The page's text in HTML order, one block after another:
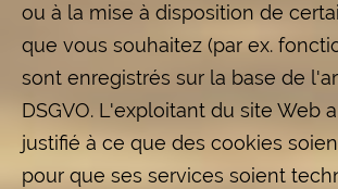
ou à la mise à disposition de
que vous souhaitez (par ex.
sont enregistrés sur la base de
DSGVO. L'exploitant du site Web
justifié à ce que des cookies
pour que ses services soient